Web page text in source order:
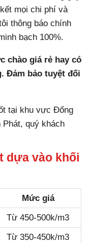
mọi chi phí và
thông báo chính
bạch 100%.
chào giá rẻ hay có
Đảm bảo tuyệt đối
tại khu vực Đống
quý khách
dựa vào khối
Mức giá
Từ 450-500k/m3
Từ 350-450k/m3